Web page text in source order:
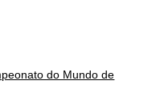
do Mundo de